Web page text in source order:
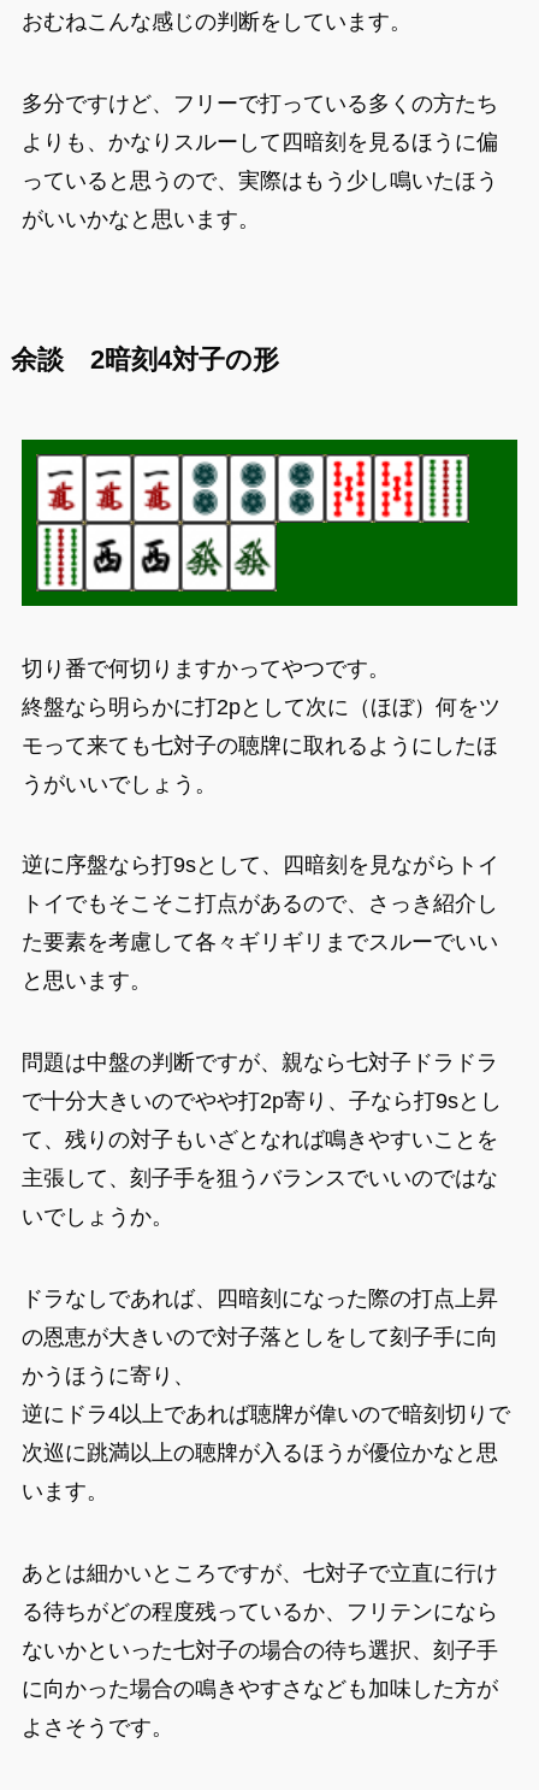
おむねこんな感じの判断をしています。
多分ですけど、フリーで打っている多くの方たち
よりも、かなりスルーして四暗刻を見るほうに偏
っていると思うので、実際はもう少し鳴いたほう
がいいかなと思います。
余談 2暗刻4対子の形
切り番で何切りますかってやつです。
終盤なら明らかに打2pとして次に（ほぼ）何をツ
モって来ても七対子の聴牌に取れるようにしたほ
うがいいでしょう。
逆に序盤なら打9sとして、四暗刻を見ながらトイ
トイでもそこそこ打点があるので、さっき紹介し
た要素を考慮して各々ギリギリまでスルーでいい
と思います。
問題は中盤の判断ですが、親なら七対子ドラドラ
で十分大きいのでやや打2p寄り、子なら打9sとし
て、残りの対子もいざとなれば鳴きやすいことを
主張して、刻子手を狙うバランスでいいのではな
いでしょうか。
ドラなしであれば、四暗刻になった際の打点上昇
の恩恵が大きいので対子落としをして刻子手に向
かうほうに寄り、
逆にドラ4以上であれば聴牌が偉いので暗刻切りで
次巡に跳満以上の聴牌が入るほうが優位かなと思
います。
あとは細かいところですが、七対子で立直に行け
る待ちがどの程度残っているか、フリテンになら
ないかといった七対子の場合の待ち選択、刻子手
に向かった場合の鳴きやすさなども加味した方が
よさそうです。